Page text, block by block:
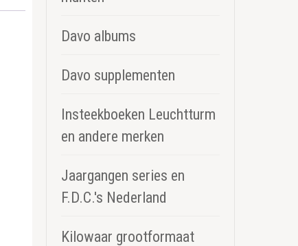
Davo albums
Davo supplementen
Insteekboeken Leuchtturm
en andere merken
Jaargangen series en
F.D.C.'s Nederland
Kilowaar grootformaat